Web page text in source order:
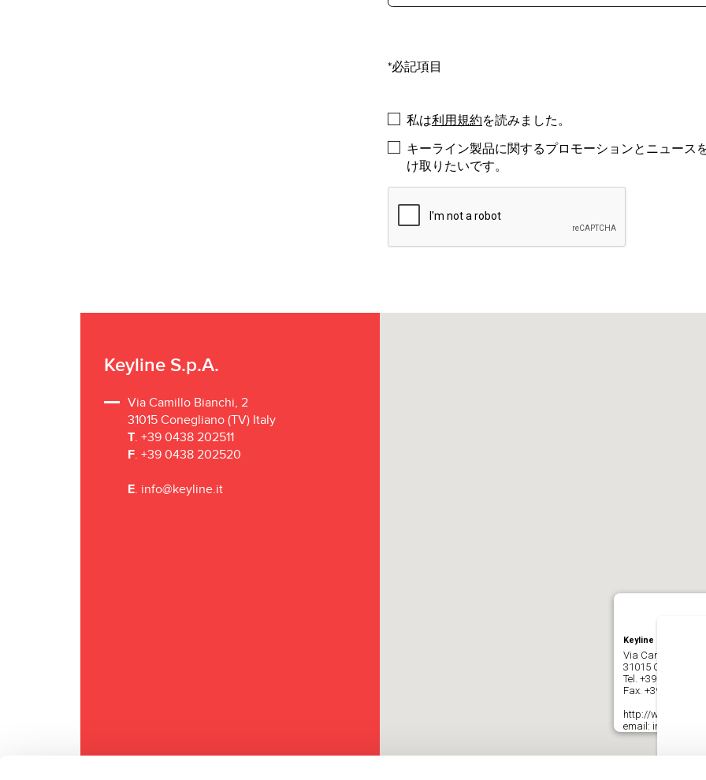
*必記項目
私は利用規約を読みました。
キーライン製品に関するプロモーションとニュース
け取りたいです。
Keyline S.p.A.
Via Camillo Bianchi, 2
31015 Conegliano (TV) Italy
T. +39 0438 202511
F. +39 0438 202520
E. info@keyline.it
Keyline S.p.a.
Via Camillo
31015 Conegliano
Tel. +39 0438
Fax. +39 0438
http://
email: